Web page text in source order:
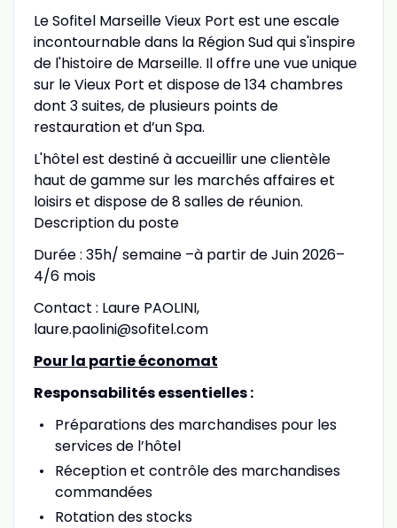
Le Sofitel Marseille Vieux Port est une escale
incontournable dans la Région Sud qui s'inspire
de l'histoire de Marseille. Il offre une vue unique
sur le Vieux Port et dispose de 134 chambres
dont 3 suites, de plusieurs points de
restauration et d’un Spa.
L'hôtel est destiné à accueillir une clientèle
haut de gamme sur les marchés affaires et
loisirs et dispose de 8 salles de réunion.
Description du poste
Durée : 35h/ semaine –à partir de Juin 2026–
4/6 mois
Contact : Laure PAOLINI,
laure.paolini@sofitel.com
Pour la partie économat
Responsabilités essentielles :
Préparations des marchandises pour les
services de l’hôtel
Réception et contrôle des marchandises
commandées
Rotation des stocks